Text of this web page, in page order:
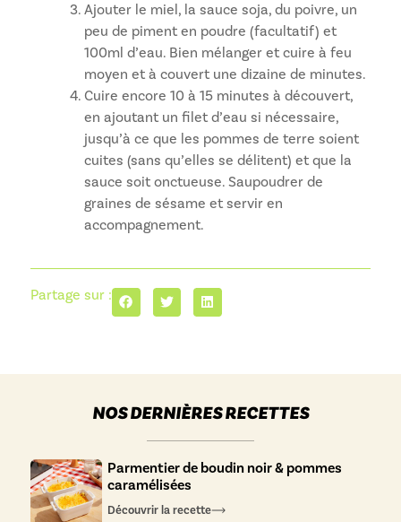
Ajouter le miel, la sauce soja, du poivre, un
peu de piment en poudre (facultatif) et
100ml d’eau. Bien mélanger et cuire à feu
moyen et à couvert une dizaine de minutes.
Cuire encore 10 à 15 minutes à découvert,
en ajoutant un filet d’eau si nécessaire,
jusqu’à ce que les pommes de terre soient
cuites (sans qu’elles se délitent) et que la
sauce soit onctueuse. Saupoudrer de
graines de sésame et servir en
accompagnement.
Partage sur :
NOS DERNIÈRES RECETTES
Parmentier de boudin noir & pommes
caramélisées
Découvrir la recette